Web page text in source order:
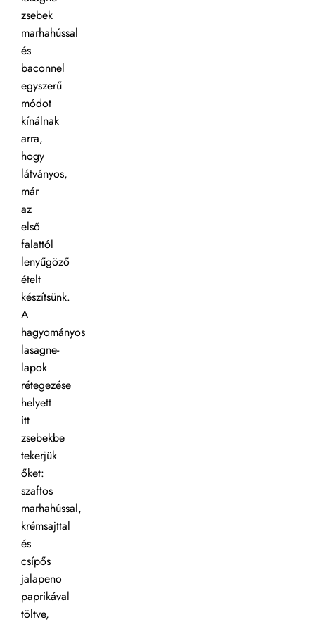
zsebek
marhahússal
és
baconnel
egyszerű
módot
kínálnak
arra,
hogy
látványos,
már
az
első
falattól
lenyűgöző
ételt
készítsünk.
A
hagyományos
lasagne-
lapok
rétegezése
helyett
itt
zsebekbe
tekerjük
őket:
szaftos
marhahússal,
krémsajttal
és
csípős
jalapeno
paprikával
töltve,